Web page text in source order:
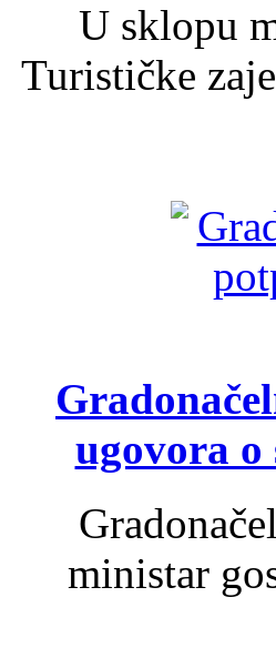
U sklopu
Turističke
ugovora
ministar